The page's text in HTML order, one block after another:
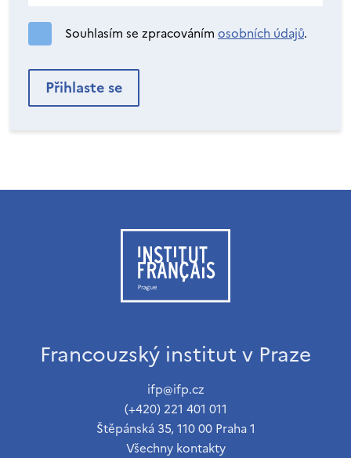
Souhlasím se zpracováním osobních údajů.
Francouzský institut v Praze
ifp@ifp.cz
(+420) 221 401 011
Štěpánská 35, 110 00 Praha 1
Všechny kontakty